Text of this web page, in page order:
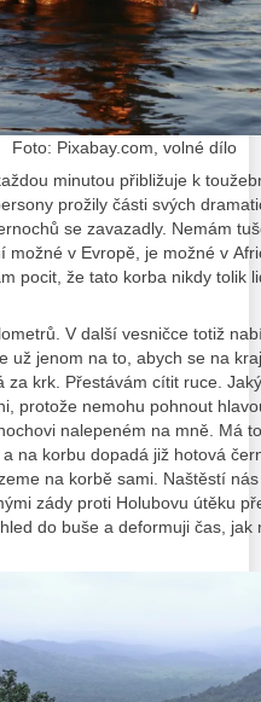
Foto: Pixabay.com, volné dílo
minutou přibližuje k
prožily části svých
se zavazadly. Nemám
v Evropě, je možné v
pocit, že tato korba nikdy tolik
V další vesničce totiž
už jenom na to, abych se na
za krk. Přestávám cítit ruce.
protože nemohu pohnout
nalepeném na mně. Má
na korbu dopadá již hotová
na korbě sami. Naštěstí
zády proti Holubovu útěku
do buše a deformuji čas,